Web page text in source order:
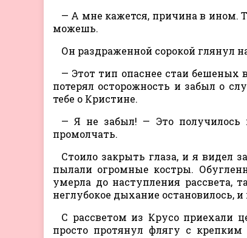
— А мне кажется, причина в ином.
можешь.
Он раздраженной сорокой глянул
— Этот тип опаснее стаи бешеных
потерял осторожность и забыл о
тебе о Кристине.
— Я не забыл! — Это получилось
промолчать.
Стоило закрыть глаза, и я видел
пылали огромные костры.
умерла до наступления рассвета,
неглубокое дыхание остановилось,
С рассветом из Крусо приехали
просто протянул флягу с